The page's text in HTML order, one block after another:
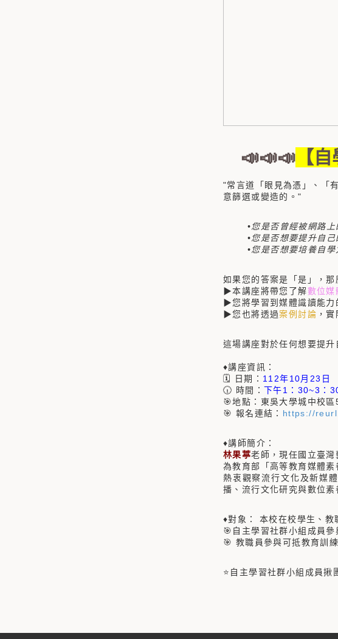
📣📣📣 【
"常言道「眼見為憑」、「
意篩選或變造的。"
•您是否曾經被網路
•您是否想要提升自
•您是否想要培養自
如果您的答案是「是」，那
▶本講座將帶您了解數位媒
▶您將學習到媒體識讀能力
▶您也將透過案例討論 ，
這場講座對於任何想要提
♦講座資訊：
🗓 日期： 112年10月23日
🕡 時間： 下午1：30~3：
🎯地點：東吳大學城中校
🎯 報名連結： https://
♦講師簡介：
林果葶老師，現任國立臺灣
為教育部「高等教育媒體
熱衷觀察流行文化及新媒
播、流行文化研究與數位素
♦對象： 本校在校學生、教
🎯自主學習社群小組成員
🎯 教職員參與可抵教育訓
⭐自主學習社群小組成員